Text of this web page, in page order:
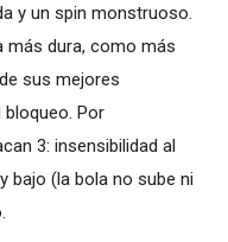
y un spin monstruoso.
más dura, como más
sus mejores
Por
3: insensibilidad al
bajo (la bola no sube ni